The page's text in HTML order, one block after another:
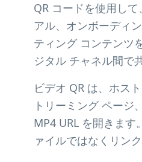
QR コードを使用し
アル、オンボーディ
ティング コンテンツ
ジタル チャネル間で
ビデオ QR は、ホス
トリーミング ページ
MP4 URL を開きます
ァイルではなくリン